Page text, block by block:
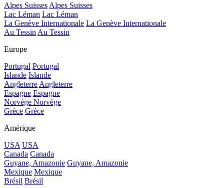
Alpes Suisses Alpes Suisses
Lac Léman Lac Léman
La Genève Internationale La Genève Internationale
Au Tessin Au Tessin
Europe
Portugal Portugal
Islande Islande
Angleterre Angleterre
Espagne Espagne
Norvège Norvège
Grèce Grèce
Amérique
USA USA
Canada Canada
Guyane, Amazonie Guyane, Amazonie
Mexique Mexique
Brésil Brésil